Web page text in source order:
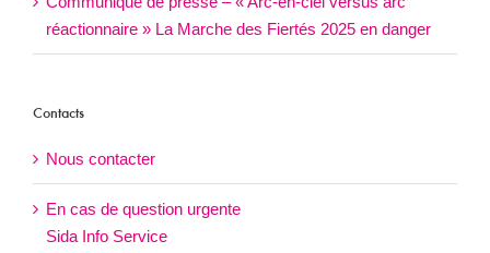
réactionnaire » La Marche des Fiertés 2025 en danger
Contacts
Nous contacter
En cas de question urgente
Sida Info Service